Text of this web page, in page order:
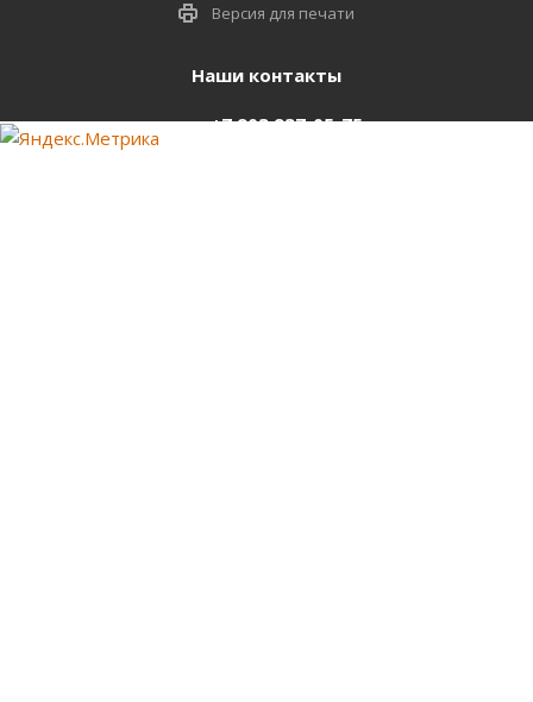
Версия для печати
Наши контакты
+7 903 937-05-75